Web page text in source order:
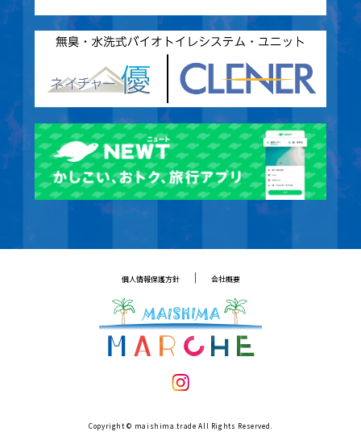
個人情報保護方針｜ 会社概要
Copyright © maishima.trade All Rights Reserved.